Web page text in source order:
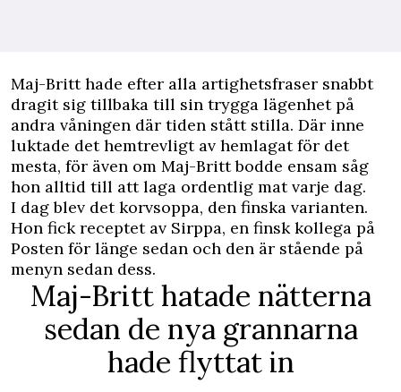
Maj-Britt hade efter alla artighetsfraser snabbt
dragit sig tillbaka till sin trygga lägenhet på
andra våningen där tiden stått stilla. Där inne
luktade det hemtrevligt av hemlagat för det
mesta, för även om Maj-Britt bodde ensam såg
hon alltid till att laga ordentlig mat varje dag.
I dag blev det korvsoppa, den finska varianten.
Hon fick receptet av Sirppa, en finsk kollega på
Posten för länge sedan och den är stående på
menyn sedan dess.
Maj-Britt hatade nätterna
sedan de nya grannarna
hade flyttat in